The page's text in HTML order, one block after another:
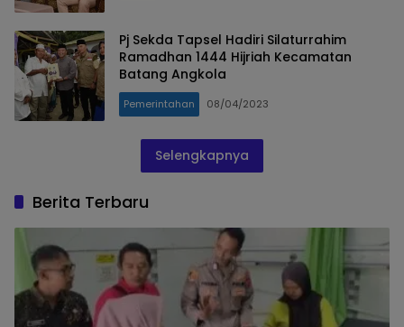
Pj Sekda Tapsel Hadiri Silaturrahim
Ramadhan 1444 Hijriah Kecamatan
Batang Angkola
Pemerintahan 08/04/2023
Selengkapnya
Berita Terbaru